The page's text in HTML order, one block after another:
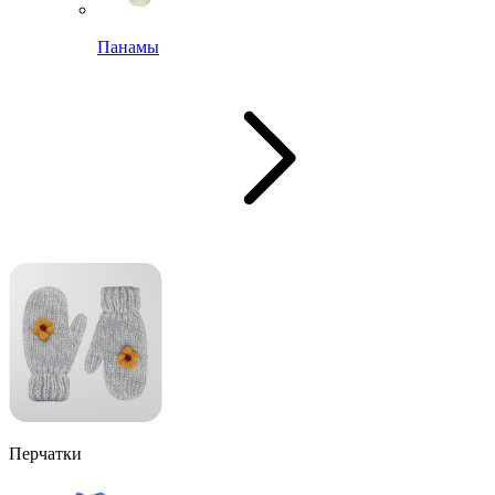
Панамы
Перчатки